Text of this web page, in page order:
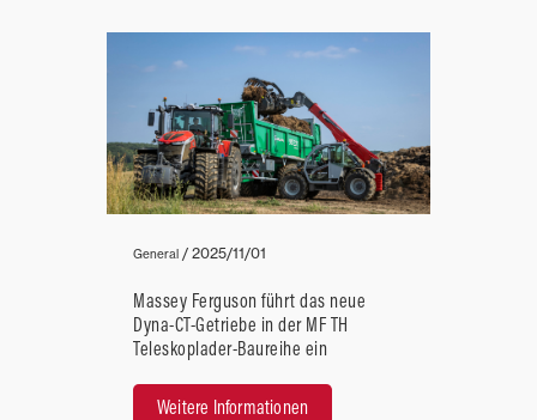
General / 2025/11/01
Massey Ferguson führt das neue
Dyna-CT-Getriebe in der MF TH
Teleskoplader-Baureihe ein
Weitere Informationen